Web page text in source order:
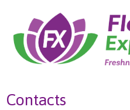
Contacts